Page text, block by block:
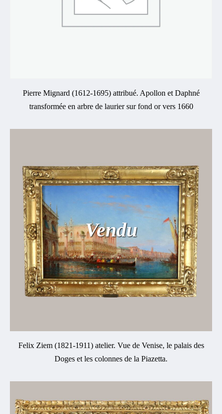
Pierre Mignard (1612-1695) attribué. Apollon et Daphné
transformée en arbre de laurier sur fond or vers 1660
Vendu
Felix Ziem (1821-1911) atelier. Vue de Venise, le palais des
Doges et les colonnes de la Piazetta.